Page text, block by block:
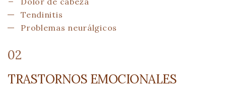
Tendinitis
Problemas neurálgicos
02
TRASTORNOS EMOCIONALES